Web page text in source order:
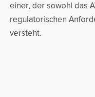
einer, der sowohl das
regulatorischen
versteht.